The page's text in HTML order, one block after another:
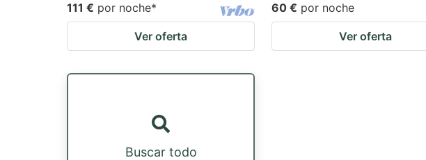
111 € por noche*
Ver oferta
60 € por noche
Ver oferta
Buscar todo